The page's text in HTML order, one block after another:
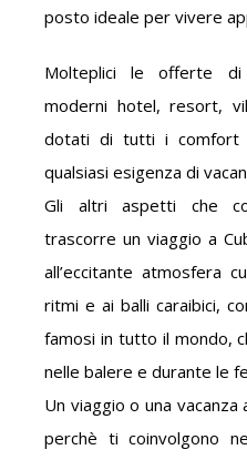
posto ideale per vivere
Molteplici le offerte
moderni hotel, resort,
dotati di tutti i comfort
qualsiasi esigenza di
Gli altri aspetti che
trascorre un viaggio a
all’eccitante atmosfera
ritmi e ai balli caraibici,
famosi in tutto il mondo,
nelle balere e durante le
Un viaggio o una vacanza
perchè ti coinvolgono